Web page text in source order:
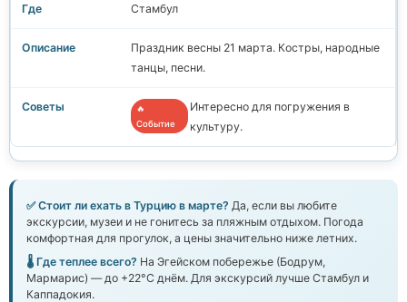
Стамбул
Праздник весны 21 марта. Костры, народные
танцы, песни.
🔥
Событие
Интересно для погружения в
культуру.
✅ Стоит ли ехать в Турцию в марте? Да, если вы любите
экскурсии, музеи и не гонитесь за пляжным отдыхом. Погода
комфортная для прогулок, а цены значительно ниже летних.
🌡️ Где теплее всего? На Эгейском побережье (Бодрум,
Мармарис) — до +22°C днём. Для экскурсий лучше Стамбул и
Каппадокия.